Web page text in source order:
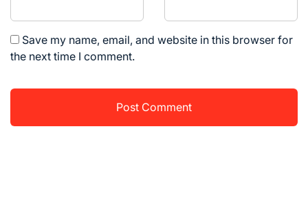
Save my name, email, and website in this browser for
the next time I comment.